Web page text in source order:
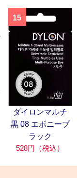
15
ダイロンマルチ
黒 08 エボニーブ
ラック
528円（税込）